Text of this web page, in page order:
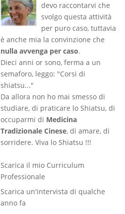
devo raccontarvi che
svolgo questa attività
per puro caso, tuttavia
è anche mia la convinzione che
nulla avvenga per caso.
Dieci anni or sono, ferma a un
semaforo, leggo: "Corsi di
shiatsu..."
Da allora non ho mai smesso di
studiare, di praticare lo Shiatsu, di
occuparmi di Medicina
Tradizionale Cinese, di amare, di
sorridere. Viva lo Shiatsu !!!
Scarica il mio Curriculum
Professionale
Scarica un'intervista di qualche
anno fa